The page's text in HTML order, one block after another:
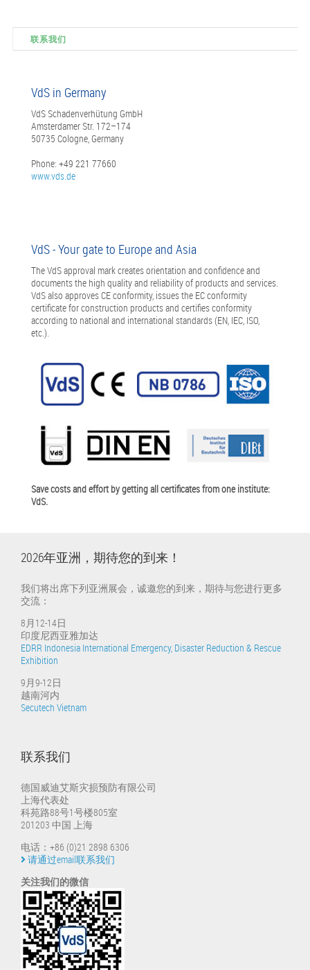
联系我们
VdS in Germany
VdS Schadenverhütung GmbH
Amsterdamer Str. 172–174
50735 Cologne, Germany
Phone: +49 221 77660
www.vds.de
VdS - Your gate to Europe and Asia
The VdS approval mark creates orientation and confidence and
documents the high quality and reliability of products and services.
VdS also approves CE conformity, issues the EC conformity
certificate for construction products and certifies conformity
according to national and international standards (EN, IEC, ISO,
etc.).
Save costs and effort by getting all certificates from one institute:
VdS.
2026年亚洲，期待您的到来！
我们将出席下列亚洲展会，诚邀您的到来，期待与您进行更多
交流：
8月12-14日
印度尼西亚雅加达
EDRR Indonesia International Emergency, Disaster Reduction & Rescue
Exhibition
9月9-12日
越南河内
Secutech Vietnam
联系我们
德国威迪艾斯灾损预防有限公司
上海代表处
科苑路88号1号楼805室
201203 中国 上海
电话：+86 (0)21 2898 6306
请通过email联系我们
关注我们的微信